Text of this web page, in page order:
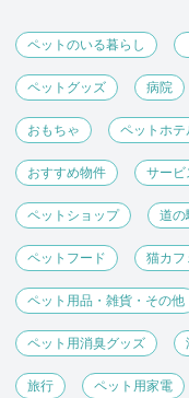
ペットのいる暮らし
ペットグッズ 病院
おもちゃ ペットホテ
おすすめ物件 サービ
ペットショップ 道の
ペットフード 猫カフ
ペット用品・雑貨・その他
ペット用消臭グッズ
旅行 ペット用家電